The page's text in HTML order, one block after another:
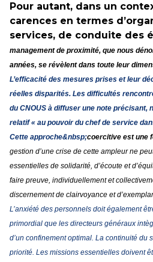
Pour autant, dans un
carences en termes
services, de conduite des
management de proximité, que nous
années, se révèlent dans toute leur
L’efficacité des mesures prises et leur
réelles disparités. Les difficultés
du CNOUS à diffuser une note précisant,
relatif « au pouvoir du chef de service
Cette approche&nbsp;coercitive est une
gestion d’une crise de cette ampleur ne
essentielles de solidarité, d’écoute et
faire preuve, individuellement et
discernement de clairvoyance et d’exemplar
L’anxiété des personnels doit également
primordial que les directeurs généraux
d’un confinement optimal. La continuité du
priorité. Les missions essentielles doivent